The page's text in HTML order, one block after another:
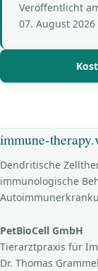
Veröffentlicht
07. August 2026
immune-
Dendritische
immunologische
PetBioCell GmbH
Tierarztpraxis für
Dr. Thomas Grammel